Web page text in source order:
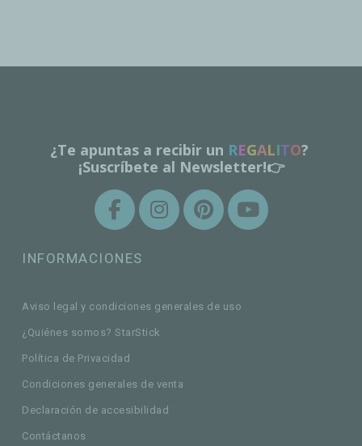
¿Te apuntas a recibir un REGALITO?
¡Suscríbete al Newsletter!👉
INFORMACIONES
Aviso legal y condiciones generales de uso
¿Quiénes somos? StarStick
Política de Privacidad
Condiciones generales de venta
Declaración de accesibilidad
Contáctanos